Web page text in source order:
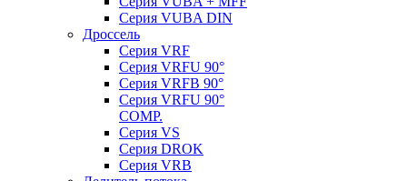
Серия VUBA DIN
Дроссель
Серия VRF
Серия VRFU 90°
Серия VRFB 90°
Серия VRFU 90°
COMP.
Серия VS
Серия DROK
Серия VRB